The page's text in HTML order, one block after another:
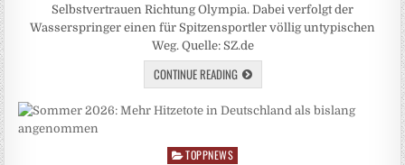
Selbstvertrauen Richtung Olympia. Dabei verfolgt der
Wasserspringer einen für Spitzensportler völlig untypischen
Weg. Quelle: SZ.de
CONTINUE READING
Posted
TOPPNEWS